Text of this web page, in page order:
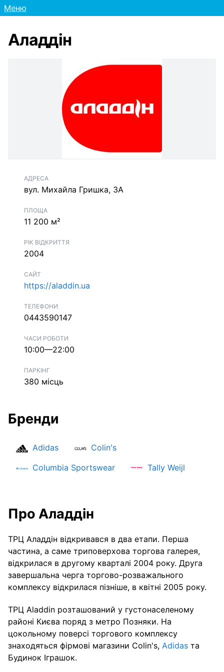
Меню
Аладдін
АДРЕСА
вул. Михайла Гришка, 3А
ПЛОЩА
11 200 м²
РІК ВІДКРИТТЯ
2004
САЙТ
https://aladdin.ua
ТЕЛЕФОНИ
0443590147
ЧАСИ РОБОТИ
10:00—22:00
ПАРКІНГ
380 місць
Бренди
Adidas
Colin's
Columbia Sportswear
Tally Weijl
Про Аладдін
ТРЦ Аладдін відкривався в два етапи. Перша
частина, а саме триповерхова торгова галерея,
відкрилася в другому кварталі 2004 року. Друга
завершальна черга торгово-розважального
комплексу відкрилася пізніше, в квітні 2005 року.
ТРЦ Aladdin розташований у густонаселеному
районі Києва поряд з метро Позняки. На
цокольному поверсі торгового комплексу
знаходяться фірмові магазини Colin's, Adidas та
Будинок Іграшок.